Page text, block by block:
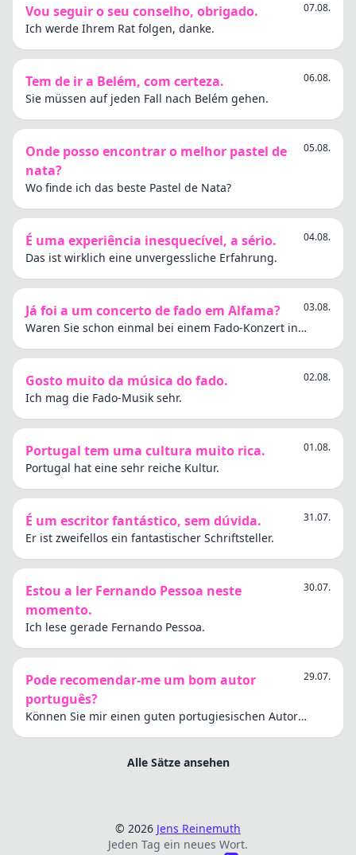
Vou seguir o seu conselho, obrigado. 07.08.
Ich werde Ihrem Rat folgen, danke.
Tem de ir a Belém, com certeza. 06.08.
Sie müssen auf jeden Fall nach Belém gehen.
Onde posso encontrar o melhor pastel de
nata?
05.08.
Wo finde ich das beste Pastel de Nata?
É uma experiência inesquecível, a sério. 04.08.
Das ist wirklich eine unvergessliche Erfahrung.
Já foi a um concerto de fado em Alfama? 03.08.
Waren Sie schon einmal bei einem Fado-Konzert in
Gosto muito da música do fado. 02.08.
Ich mag die Fado-Musik sehr.
Portugal tem uma cultura muito rica. 01.08.
Portugal hat eine sehr reiche Kultur.
É um escritor fantástico, sem dúvida. 31.07.
Er ist zweifellos ein fantastischer Schriftsteller.
Estou a ler Fernando Pessoa neste
momento.
30.07.
Ich lese gerade Fernando Pessoa.
Pode recomendar-me um bom autor
português?
29.07.
Können Sie mir einen guten portugiesischen Autor
Alle Sätze ansehen
© 2026 Jens Reinemuth
Jeden Tag ein neues Wort.